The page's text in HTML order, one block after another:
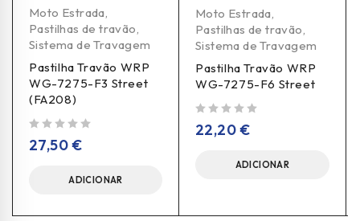
Moto Estrada,
Pastilhas de travão,
Sistema de Travagem
Pastilha Travão WRP
WG-7275-F3 Street
(FA208)
27,50€
ADICIONAR
Moto Estrada,
Pastilhas de travão,
Sistema de Travagem
Pastilha Travão WRP
WG-7275-F6 Street
22,20€
ADICIONAR